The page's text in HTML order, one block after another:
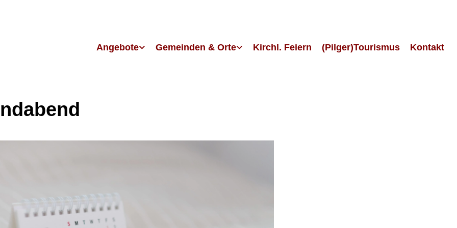
Angebote Gemeinden & Orte Kirchl. Feiern (Pilger)Tourismus Kontakt